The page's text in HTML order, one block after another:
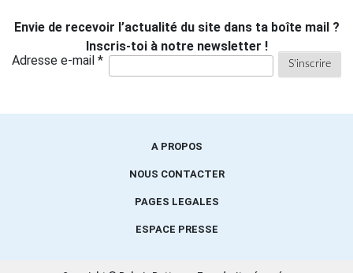
Envie de recevoir l’actualité du site dans ta boîte mail ?
Inscris-toi à notre newsletter !
Adresse e-mail *
A PROPOS
NOUS CONTACTER
PAGES LEGALES
ESPACE PRESSE